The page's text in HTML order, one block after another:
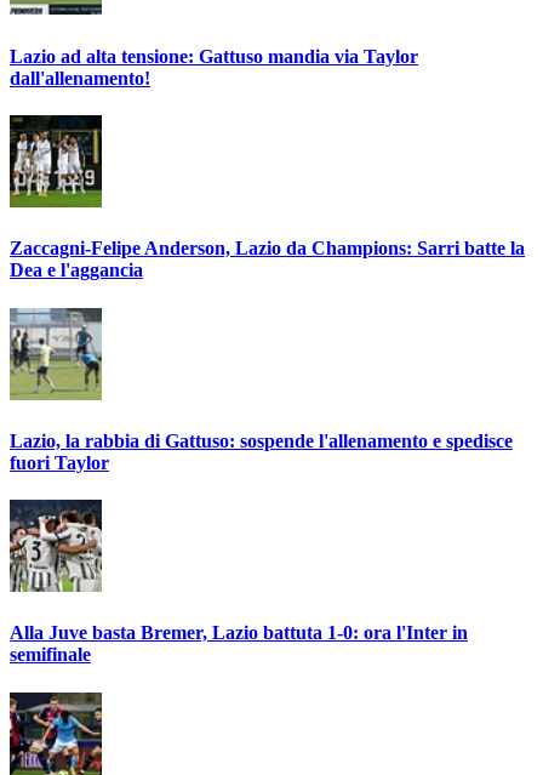
Lazio ad alta tensione: Gattuso mandia via Taylor
dall'allenamento!
Zaccagni-Felipe Anderson, Lazio da Champions: Sarri batte la
Dea e l'aggancia
Lazio, la rabbia di Gattuso: sospende l'allenamento e spedisce
fuori Taylor
Alla Juve basta Bremer, Lazio battuta 1-0: ora l'Inter in
semifinale